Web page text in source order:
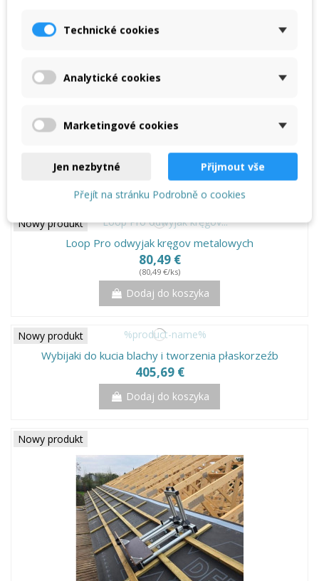
990,00 €
Dodaj do koszyka
Nowy produkt
Loop Pro odwyjak kręgov metalowych
80,49 €
(80,49 €/ks)
Dodaj do koszyka
Nowy produkt
Wybijaki do kucia blachy i tworzenia płaskorzeźb
405,69 €
Dodaj do koszyka
Nowy produkt
Technické cookies
Analytické cookies
Marketingové cookies
Jen nezbytné Přijmout vše
Přejít na stránku Podrobně o cookies